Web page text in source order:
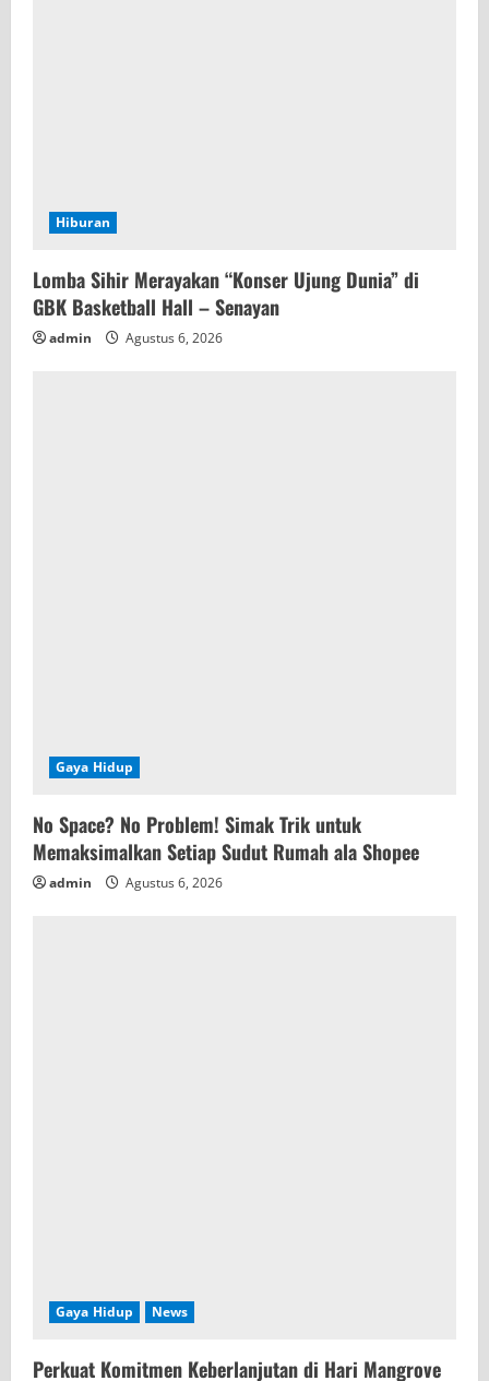
Hiburan
Lomba Sihir Merayakan “Konser Ujung Dunia” di
GBK Basketball Hall – Senayan
admin Agustus 6, 2026
Gaya Hidup
No Space? No Problem! Simak Trik untuk
Memaksimalkan Setiap Sudut Rumah ala Shopee
admin Agustus 6, 2026
Gaya Hidup News
Perkuat Komitmen Keberlanjutan di Hari Mangrove